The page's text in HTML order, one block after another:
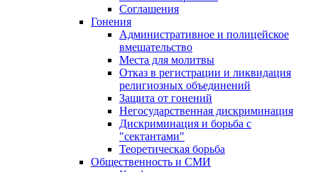
Соглашения
Гонения
Административное и полицейское
вмешательство
Места для молитвы
Отказ в регистрации и ликвидация
религиозных объединений
Защита от гонений
Негосударственная дискриминация
Дискриминация и борьба с
"сектантами"
Теоретическая борьба
Общественность и СМИ